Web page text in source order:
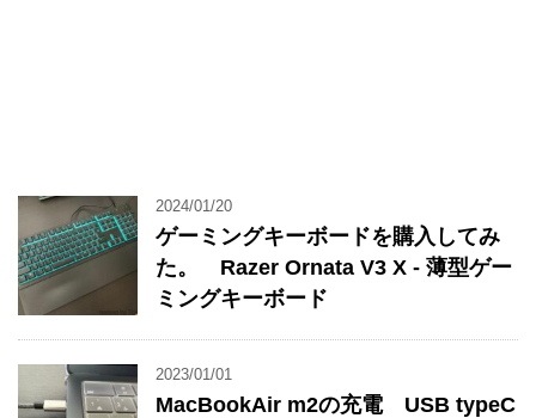
2024/01/20
ゲーミングキーボードを購入してみ
た。 Razer Ornata V3 X - 薄型ゲー
ミングキーボード
2023/01/01
MacBookAir m2の充電 USB typeC